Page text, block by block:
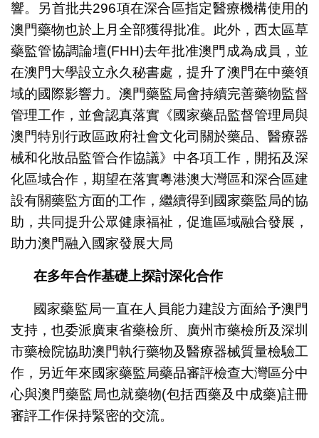
響。另首批共296項在深合區指定醫療機構使用的
澳門藥物也於上月全部獲得批准。此外，西太區草
藥監管協調論壇(FHH)去年批准澳門成為成員，並
在澳門大學設立永久秘書處，提升了澳門在中藥領
域的國際影響力。澳門藥監局會持續完善藥物監督
管理工作，並會認真落實《國家藥品監督管理局與
澳門特別行政區政府社會文化司關於藥品、醫療器
械和化妝品監管合作協議》中各項工作，開拓及深
化區域合作，期望在落實粵港澳大灣區和深合區建
設有關藥監方面的工作，繼續得到國家藥監局的協
助，共同提升公眾健康福祉，促進區域融合發展，
助力澳門融入國家發展大局
在多年合作基礎上探討深化合作
國家藥監局一直在人員能力建設方面給予澳門
支持，也委派廣東省藥檢所、廣州市藥檢所及深圳
市藥檢院協助澳門執行藥物及醫療器械質量檢驗工
作，另近年來國家藥監局藥品審評檢查大灣區分中
心與澳門藥監局也就藥物(包括西藥及中成藥)註冊
審評工作保持緊密的交流。